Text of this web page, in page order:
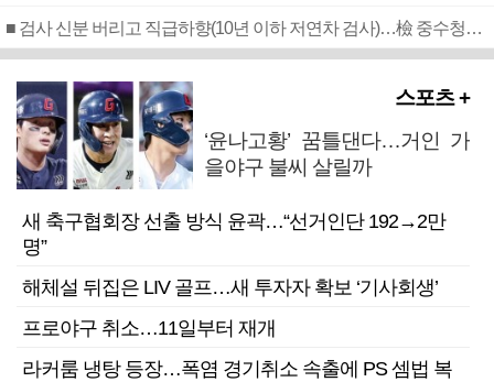
■ 검사 신분 버리고 직급하향(10년 이하 저연차 검사)…檢 중수청행 기피
스포츠 +
‘윤나고황’ 꿈틀댄다…거인 가
을야구 불씨 살릴까
새 축구협회장 선출 방식 윤곽…“선거인단 192→2만
명”
해체설 뒤집은 LIV 골프…새 투자자 확보 ‘기사회생’
프로야구 취소…11일부터 재개
라커룸 냉탕 등장…폭염 경기취소 속출에 PS 셈법 복